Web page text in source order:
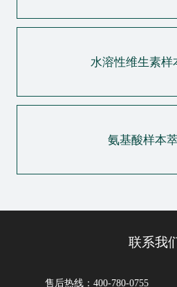
水溶性维生素样
氨基酸样本
联系我
售后热线：400-780-0755